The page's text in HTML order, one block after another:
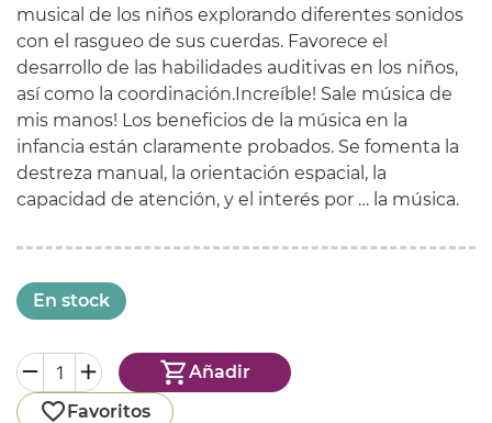
musical de los niños explorando diferentes sonidos
con el rasgueo de sus cuerdas. Favorece el
desarrollo de las habilidades auditivas en los niños,
así como la coordinación.Increíble! Sale música de
mis manos! Los beneficios de la música en la
infancia están claramente probados. Se fomenta la
destreza manual, la orientación espacial, la
capacidad de atención, y el interés por … la música.
En stock
Añadir
Favoritos